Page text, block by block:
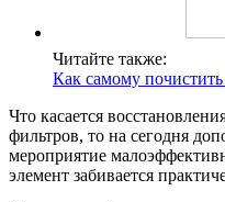
Читайте также:
Как самому
Что касается
фильтров, то на сегодня
мероприятие
элемент забивается